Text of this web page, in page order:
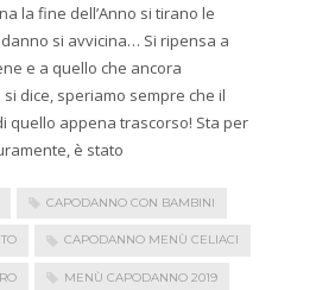
la fine dell’Anno si tirano le
si avvicina… Si ripensa a
e a quello che ancora
dice, speriamo sempre che il
quello appena trascorso! Sta per
è stato
CAPODANNO CON BAMBINI
CAPODANNO MENÙ CELIACI
MENÙ CAPODANNO 2019